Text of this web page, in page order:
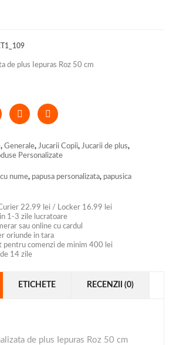
de plus Iepuras Roz 50 cm
, Generale, Jucarii Copii, Jucarii de plus,
Personalizate
nume, papusa personalizata, papusica
22.99 lei / Locker 16.99 lei
1-3 zile lucratoare
sau online cu cardul
oriunde in tara
pentru comenzi de minim 400 lei
14 zile
ETICHETE RECENZII (0)
de plus Iepuras Roz 50 cm